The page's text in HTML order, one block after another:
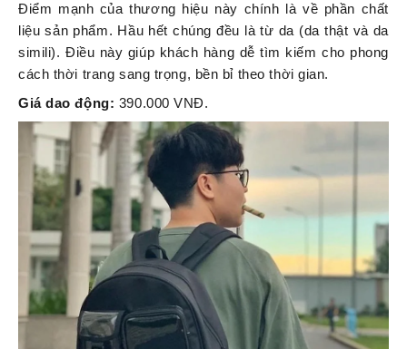
Điểm mạnh của thương hiệu này chính là về phần chất
liệu sản phẩm. Hầu hết chúng đều là từ da (da thật và da
simili). Điều này giúp khách hàng dễ tìm kiếm cho phong
cách thời trang sang trọng, bền bỉ theo thời gian.
Giá dao động: 390.000 VNĐ.